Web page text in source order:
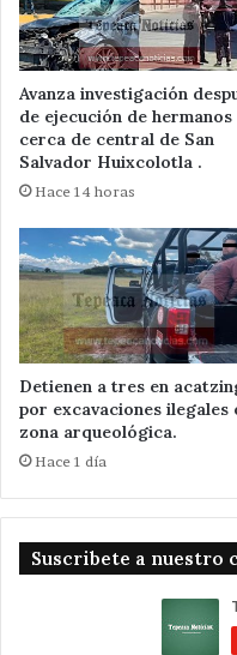
Avanza investigación
de ejecución de hermanos
cerca de central de San
Salvador Huixcolotla .
Hace 14 horas
Detienen a tres en
por excavaciones ilegales
zona arqueológica.
Hace 1 día
Suscribete a nuestro